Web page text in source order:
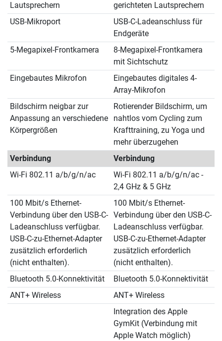
Lautsprechern
gerichteten Lautsprechern
USB-Mikroport
USB-C-Ladeanschluss für
Endgeräte
5-Megapixel-Frontkamera
8-Megapixel-Frontkamera
mit Sichtschutz
Eingebautes Mikrofon
Eingebautes digitales 4-
Array-Mikrofon
Bildschirm neigbar zur
Anpassung an verschiedene
Körpergrößen
Rotierender Bildschirm, um
nahtlos vom Cycling zum
Krafttraining, zu Yoga und
mehr überzugehen
Verbindung
Verbindung
Wi-Fi 802.11 a/b/g/n/ac
Wi-Fi 802.11 a/b/g/n/ac -
2,4 GHz & 5 GHz
100 Mbit/s Ethernet-
Verbindung über den USB-C-
Ladeanschluss verfügbar.
USB-C-zu-Ethernet-Adapter
zusätzlich erforderlich
(nicht enthalten).
100 Mbit/s Ethernet-
Verbindung über den USB-C-
Ladeanschluss verfügbar.
USB-C-zu-Ethernet-Adapter
zusätzlich erforderlich
(nicht enthalten).
Bluetooth 5.0-Konnektivität
Bluetooth 5.0-Konnektivität
ANT+ Wireless
ANT+ Wireless
Integration des Apple
GymKit (Verbindung mit
Apple Watch möglich)